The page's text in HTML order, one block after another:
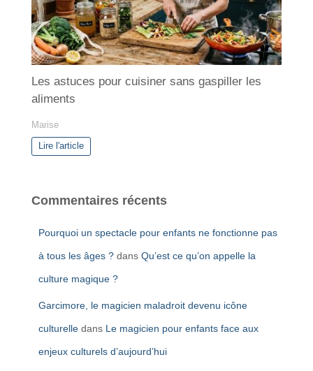
Les astuces pour cuisiner sans gaspiller les
aliments
Marise
Lire l'article
Commentaires récents
Pourquoi un spectacle pour enfants ne fonctionne pas
à tous les âges ? dans Qu’est ce qu’on appelle la
culture magique ?
Garcimore, le magicien maladroit devenu icône
culturelle dans Le magicien pour enfants face aux
enjeux culturels d’aujourd’hui